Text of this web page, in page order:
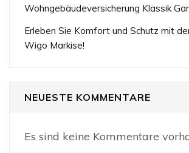
Wohngebäudeversicherung Klassik
Erleben Sie Komfort und Schutz mit
Wigo Markise!
NEUESTE KOMMENTARE
Es sind keine Kommentare